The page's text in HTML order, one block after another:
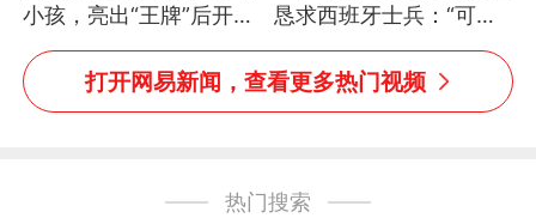
小孩，亮出“王牌”后开启
一键静音
恳求西班牙士兵：“可不
可以不要把我遣返回国”
打开网易新闻，查看更多热门视频
热门搜索